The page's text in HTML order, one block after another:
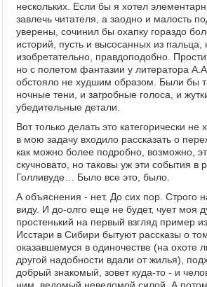
нескольких. Если бы я хотел
завлечь читателя, а заодно и малость
уверены, сочинил бы охапку гораздо
историй, пусть и высосанных из
изобретательно, правдоподобно.
но с полетом фантазии у литератора
обстояло не худшим образом. Были бы
ночные тени, и загробные голоса, и
убедительные детали.
Вот только делать это категорически не
в мою задачу входило рассказать о
как можно более подробно, возможно,
скучновато, но таковы уж эти события в
Голливуде… Было все это, было.
А объяснения - нет. До сих пор. Строго
виду. И до-олго еще не будет, чует моя
простенький на первый взгляд пример
Исстари в Сибири бытуют рассказы о
оказавшемуся в одиночестве (на охоте
другой надобности вдали от жилья),
добрый знакомый, зовет куда-то - и